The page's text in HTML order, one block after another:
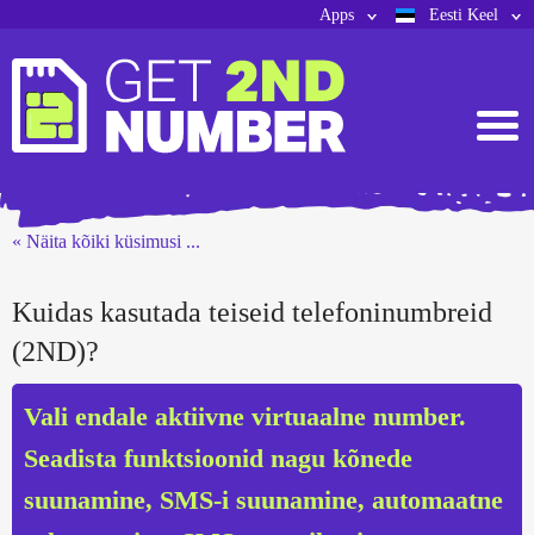
Eesti Keel
Apps
« Näita kõiki küsimusi ...
Kuidas kasutada teiseid telefoninumbreid
(2ND)?
Vali endale aktiivne virtuaalne number.
Seadista funktsioonid nagu kõnede
suunamine, SMS-i suunamine, automaatne